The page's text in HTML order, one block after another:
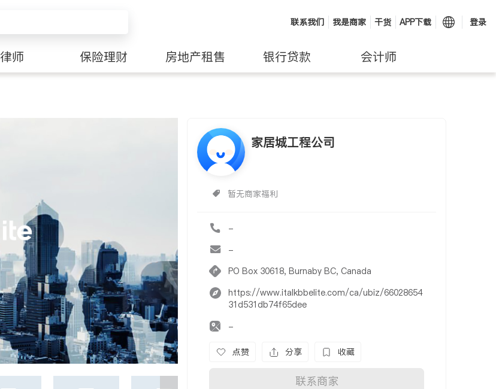
联系我们 我是商家 干货 APP下载 登录
律师 保险理财 房地产租售 银行贷款 会计师
家居城工程公司
暂无商家福利
-
-
PO Box 30618, Burnaby BC, Canada
https://www.italkbbelite.com/ca/ubiz/66028654
31d531db74f65dee
-
点赞 分享 收藏
联系商家